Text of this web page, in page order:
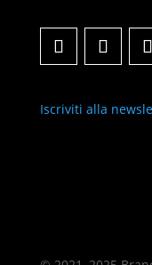
Iscriviti alla